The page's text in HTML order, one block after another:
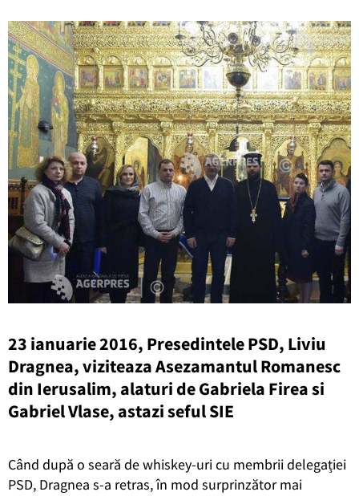
23 ianuarie 2016, Presedintele PSD, Liviu
Dragnea, viziteaza Asezamantul Romanesc
din Ierusalim, alaturi de Gabriela Firea si
Gabriel Vlase, astazi seful SIE
Când după o seară de whiskey-uri cu membrii delegației
PSD, Dragnea s-a retras, în mod surprinzător mai